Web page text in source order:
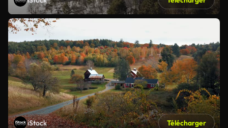
iStock Télécharger